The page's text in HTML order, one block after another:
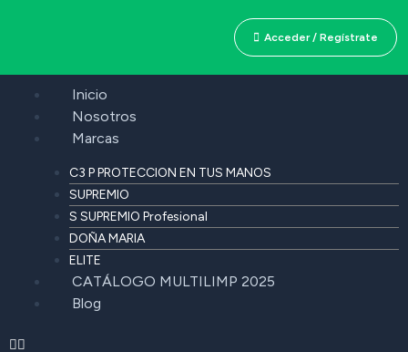
Acceder / Regístrate
Inicio
Nosotros
Marcas
C3 P PROTECCION EN TUS MANOS
SUPREMIO
S SUPREMIO Profesional
DOÑA MARIA
ELITE
CATÁLOGO MULTILIMP 2025
Blog